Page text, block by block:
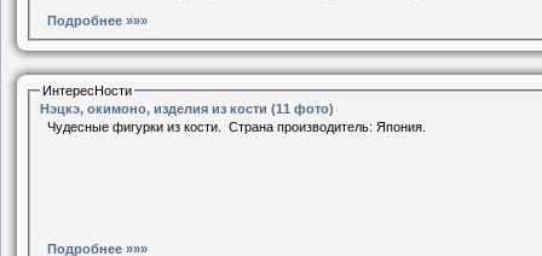
Подробнее »»»
ИнтересНости
Нэцкэ, окимоно, изделия из кости (11 фото)
Чудесные фигурки из кости. Страна производитель: Япония.
Подробнее »»»